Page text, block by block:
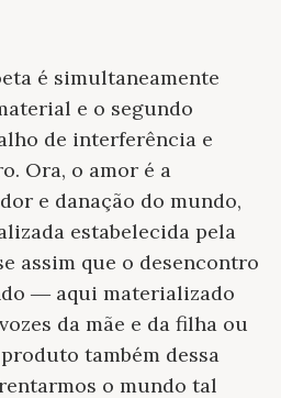
é simultaneamente
e o segundo
de interferência e
Ora, o amor é a
e danação do mundo,
estabelecida pela
assim que o desencontro
― aqui materializado
da mãe e da filha ou
também dessa
o mundo tal